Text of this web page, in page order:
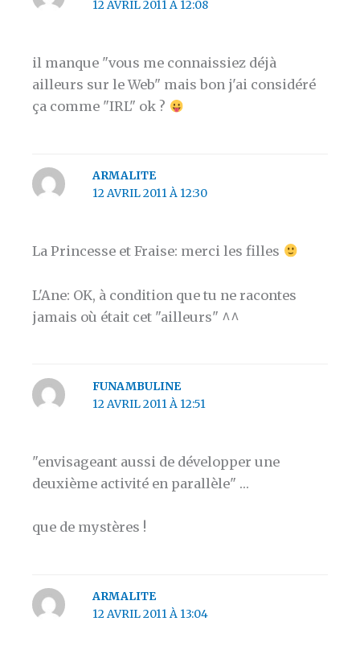
12 AVRIL 2011 À 12:08
il manque "vous me connaissiez déjà
ailleurs sur le Web" mais bon j'ai considéré
ça comme "IRL" ok ?
ARMALITE
12 AVRIL 2011 À 12:30
La Princesse et Fraise: merci les filles
L'Ane: OK, à condition que tu ne racontes
jamais où était cet "ailleurs" ^^
FUNAMBULINE
12 AVRIL 2011 À 12:51
"envisageant aussi de développer une
deuxième activité en parallèle" …
que de mystères !
ARMALITE
12 AVRIL 2011 À 13:04